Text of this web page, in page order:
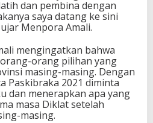
dan pembina dengan
saya datang ke sini
Menpora Amali.
mengingatkan bahwa
orang pilihan yang
masing-masing. Dengan
Paskibraka 2021 diminta
dan menerapkan apa yang
masa Diklat setelah
masing.